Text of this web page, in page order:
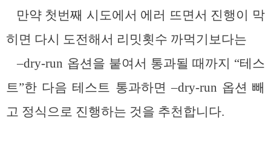
만약 첫번째 시도에서 에러 뜨면서 진행이 막
히면 다시 도전해서 리밋횟수 까먹기보다는
–dry-run 옵션을 붙여서 통과될 때까지 “테스
트”한 다음 테스트 통과하면 –dry-run 옵션 빼
고 정식으로 진행하는 것을 추천합니다.